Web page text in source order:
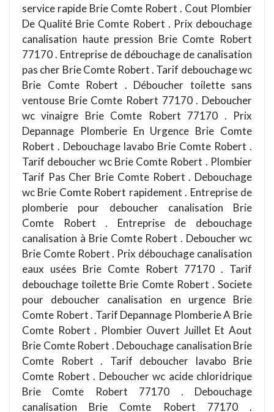
service rapide Brie Comte Robert . Cout Plombier
De Qualité Brie Comte Robert . Prix debouchage
canalisation haute pression Brie Comte Robert
77170 . Entreprise de débouchage de canalisation
pas cher Brie Comte Robert . Tarif debouchage wc
Brie Comte Robert . Déboucher toilette sans
ventouse Brie Comte Robert 77170 . Deboucher
wc vinaigre Brie Comte Robert 77170 . Prix
Depannage Plomberie En Urgence Brie Comte
Robert . Debouchage lavabo Brie Comte Robert .
Tarif deboucher wc Brie Comte Robert . Plombier
Tarif Pas Cher Brie Comte Robert . Debouchage
wc Brie Comte Robert rapidement . Entreprise de
plomberie pour deboucher canalisation Brie
Comte Robert . Entreprise de debouchage
canalisation à Brie Comte Robert . Deboucher wc
Brie Comte Robert . Prix débouchage canalisation
eaux usées Brie Comte Robert 77170 . Tarif
debouchage toilette Brie Comte Robert . Societe
pour deboucher canalisation en urgence Brie
Comte Robert . Tarif Depannage Plomberie A Brie
Comte Robert . Plombier Ouvert Juillet Et Aout
Brie Comte Robert . Debouchage canalisation Brie
Comte Robert . Tarif deboucher lavabo Brie
Comte Robert . Deboucher wc acide chloridrique
Brie Comte Robert 77170 . Debouchage
canalisation Brie Comte Robert 77170 .